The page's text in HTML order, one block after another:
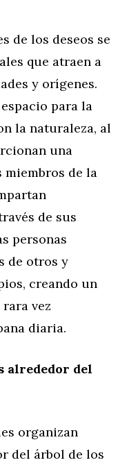
de los deseos se
que atraen a
y orígenes.
para la
la naturaleza, al
una
de la
de sus
personas
de otros y
creando un
vez
diaria.
alrededor del
organizan
del árbol de los